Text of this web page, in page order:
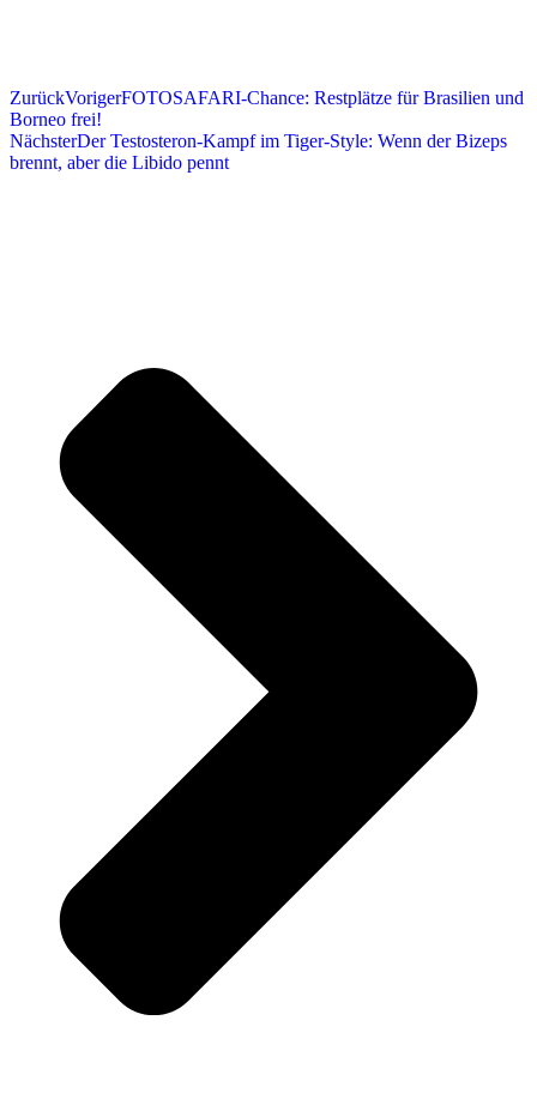
ZurückVorigerFOTOSAFARI-Chance: Restplätze für Brasilien und
Borneo frei!
NächsterDer Testosteron-Kampf im Tiger-Style: Wenn der Bizeps
brennt, aber die Libido pennt